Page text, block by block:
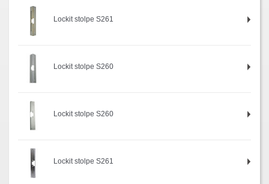
Lockit stolpe S261
Lockit stolpe S260
Lockit stolpe S260
Lockit stolpe S261